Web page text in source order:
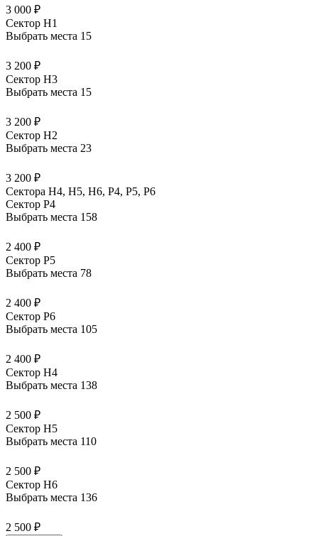
3 000 ₽
Сектор H1
Выбрать места 15
3 200 ₽
Сектор H3
Выбрать места 15
3 200 ₽
Сектор H2
Выбрать места 23
3 200 ₽
Сектора Н4, Н5, Н6, Р4, Р5, Р6
Сектор P4
Выбрать места 158
2 400 ₽
Сектор P5
Выбрать места 78
2 400 ₽
Сектор P6
Выбрать места 105
2 400 ₽
Сектор H4
Выбрать места 138
2 500 ₽
Сектор H5
Выбрать места 110
2 500 ₽
Сектор H6
Выбрать места 136
2 500 ₽